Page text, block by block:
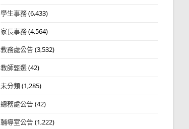
學生事務(6,433)
家長事務(4,564)
教務處公告(3,532)
教師甄選(42)
未分類(1,285)
總務處公告(42)
輔導室公告(1,222)